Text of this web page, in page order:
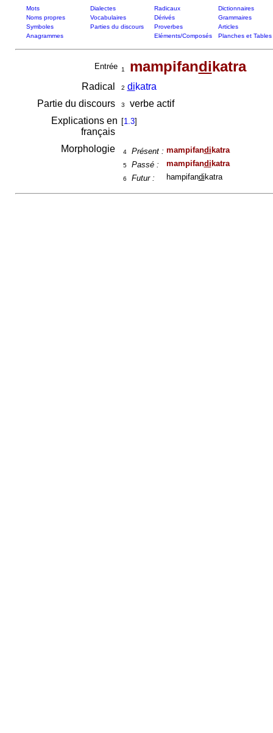
Mots Dialectes Radicaux
Dictionnaires
Noms propres
Vocabulaires Dérivés
Grammaires
Symboles
Parties du discours Proverbes
Articles
Anagrammes
Eléments/Composés Planches et Tables
Entrée 1 mampifandikatra
Radical 2 dikatra
Partie du discours
3
verbe actif
Explications en
français
[1.3]
Morphologie 4 Présent : mampifandi katra
5 Passé : mampifandi katra
6 Futur : hampifandi katra